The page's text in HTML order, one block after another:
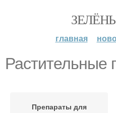
главная
Растительные
Препараты для